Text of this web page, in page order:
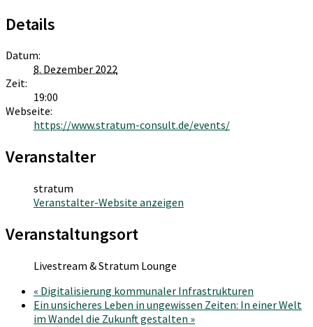
Details
Datum:
8. Dezember 2022
Zeit:
19:00
Webseite:
https://www.stratum-consult.de/events/
Veranstalter
stratum
Veranstalter-Website anzeigen
Veranstaltungsort
Livestream & Stratum Lounge
« Digitalisierung kommunaler Infrastrukturen
Ein unsicheres Leben in ungewissen Zeiten: In einer Welt
im Wandel die Zukunft gestalten »